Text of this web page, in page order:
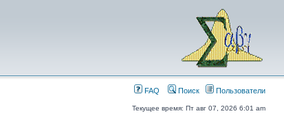
FAQ Поиск Пользователи
Текущее время: Пт авг 07, 2026 6:01 am